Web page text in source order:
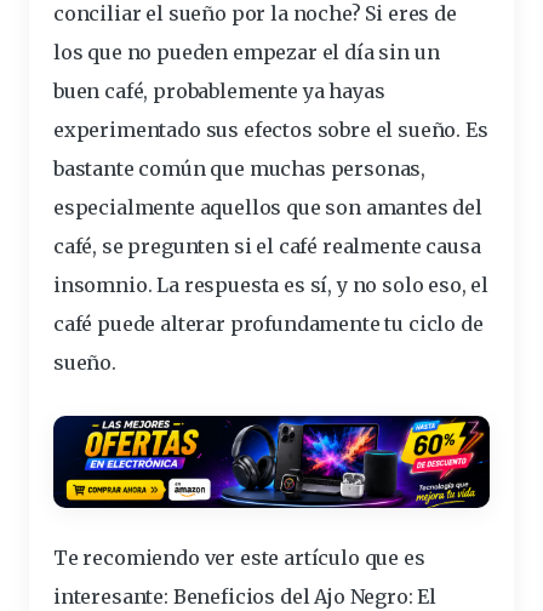
conciliar el sueño por la noche? Si eres de
los que no pueden empezar el díasin un
buen café, probablemente ya hayas
experimentado sus efectos sobre el sueño. Es
bastante común que muchas personas,
especialmente aquellos que son amantes del
café, se pregunten si el café realmente causa
insomnio. La respuesta es sí, y no solo eso, el
café puede alterar profundamente tu ciclo de
sueño.
Te recomiendo ver este artículo que es
interesante: Beneficios del Ajo Negro: El